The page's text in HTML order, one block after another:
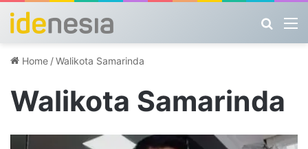
Home /Walikota Samarinda
Walikota Samarinda